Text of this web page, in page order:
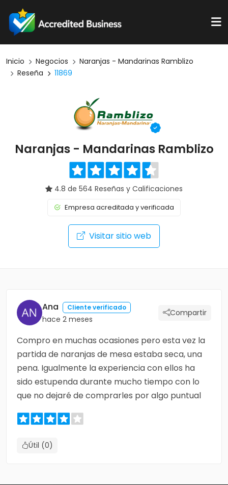
Inicio Negocios
Naranjas - Mandarinas Ramblizo
Reseña
11869
Naranjas - Mandarinas Ramblizo
4.8 de 564 Reseñas y Calificaciones
Empresa acreditada y verificada
Visitar sitio web
Ana Cliente verificado
hace 2 meses
Compartir
Compro en muchas ocasiones pero esta vez la
partida de naranjas de mesa estaba seca, una
pena. Igualmente la experiencia con ellos ha
sido estupenda durante mucho tiempo con lo
que no dejaré de comprarles por algo puntual
Útil (0)